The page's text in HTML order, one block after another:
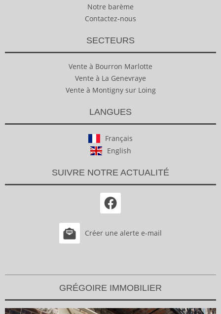
Notre barème
Contactez-nous
SECTEURS
Vente à Bourron Marlotte
Vente à La Genevraye
Vente à Montigny sur Loing
LANGUES
Français
English
SUIVRE NOTRE ACTUALITÉ
Créer une alerte e-mail
GRÉGOIRE IMMOBILIER